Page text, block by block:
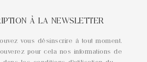
À LA NEWSLETTER
vous désinscrire à tout moment.
pour cela nos informations de